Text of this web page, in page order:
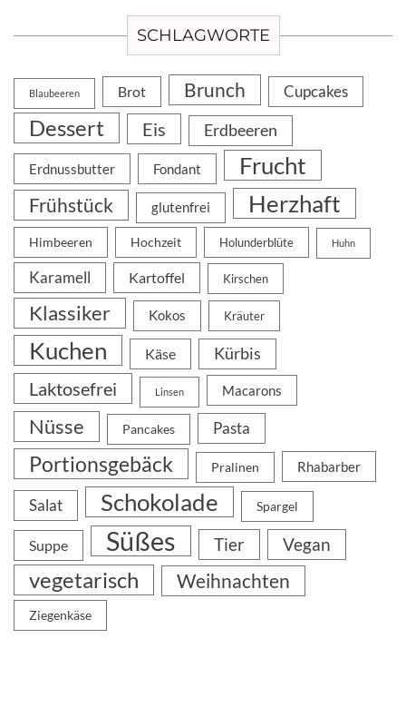
SCHLAGWORTE
Blaubeeren Brot Brunch Cupcakes
Dessert Eis Erdbeeren
Erdnussbutter Fondant Frucht
Frühstück glutenfrei Herzhaft
Himbeeren Hochzeit Holunderblüte Huhn
Karamell Kartoffel Kirschen
Klassiker Kokos Kräuter
Kuchen Käse Kürbis
Laktosefrei Linsen Macarons
Nüsse Pancakes Pasta
Portionsgebäck Pralinen Rhabarber
Salat Schokolade Spargel
Suppe Süßes Tier Vegan
vegetarisch Weihnachten
Ziegenkäse